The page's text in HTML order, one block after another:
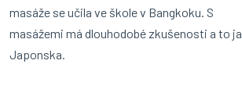
masáže se učila ve škole v Bangkoku. S
masážemi má dlouhodobé zkušenosti a to
Japonska.